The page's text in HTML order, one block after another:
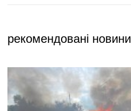
рекомендовані новини